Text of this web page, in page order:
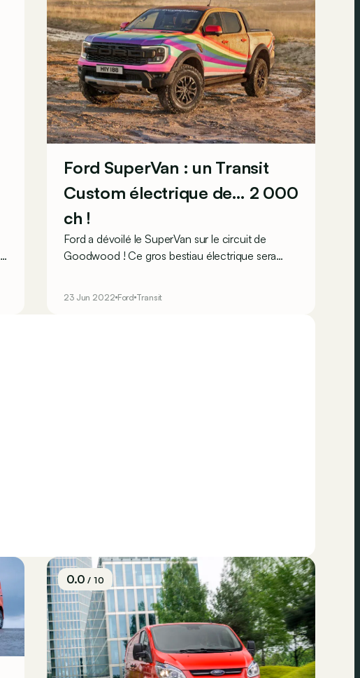
Ford SuperVan : un Transit
Custom électrique de… 2 000
ch !
Ford a dévoilé le SuperVan sur le circuit de
Goodwood ! Ce gros bestiau électrique sera
23 Jun 2022 Ford Transit
0.0/ 10